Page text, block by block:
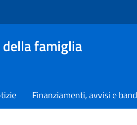
famiglia
Finanziamenti, avvisi e